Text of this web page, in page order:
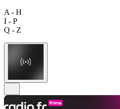
A - H
I - P
Q - Z